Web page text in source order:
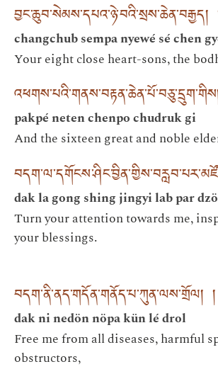
བྱང་ཆུབ་སེམས་དཔའ་ཉེ་བའི་སྲས་ཆེན་བརྒྱད།
changchub sempa nyewé sé chen
Your eight close heart-sons, the
pakpé neten chenpo chudruk gi
And the sixteen great and noble
dak la gong shing jingyi lab par dzö
Turn your attention towards me,
your blessings.
བདག་ནི་ནད་གདོན་གནོད་པ་ཀུན་ལས་གྲོལ། །
dak ni nedön nöpa kün lé drol
Free me from all diseases, harmful
obstructors,